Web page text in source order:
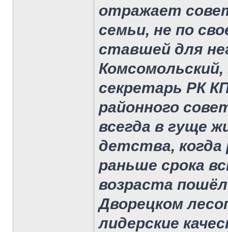
отражает
семьи, не по
ставшей для
секретарь РК
районного
всегда в гуще
детства, когда
раньше срока
возраста
Дворецком
лидерские